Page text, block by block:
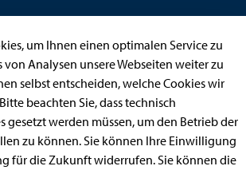
17 (Erstantrag)
um Ihnen einen optimalen Service zu
von Analysen unsere Webseiten weiter zu
selbst entscheiden, welche Cookies wir
beachten Sie, dass technisch
gesetzt werden müssen, um den Betrieb der
zu können. Sie können Ihre Einwilligung
für die Zukunft widerrufen. Sie können die